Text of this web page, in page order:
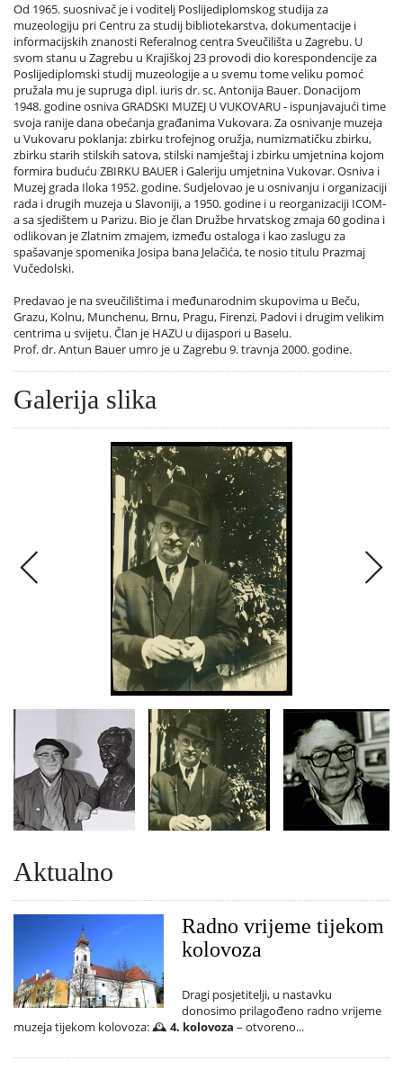
Od 1965. suosnivač je i voditelj Poslijediplomskog studija za
muzeologiju pri Centru za studij bibliotekarstva, dokumentacije i
informacijskih znanosti Referalnog centra Sveučilišta u Zagrebu. U
svom stanu u Zagrebu u Krajiškoj 23 provodi dio korespondencije za
Poslijediplomski studij muzeologije a u svemu tome veliku pomoć
pružala mu je supruga dipl. iuris dr. sc. Antonija Bauer. Donacijom
1948. godine osniva GRADSKI MUZEJ U VUKOVARU - ispunjavajući time
svoja ranije dana obećanja građanima Vukovara. Za osnivanje muzeja
u Vukovaru poklanja: zbirku trofejnog oružja, numizmatičku zbirku,
zbirku starih stilskih satova, stilski namještaj i zbirku umjetnina kojom
formira buduću ZBIRKU BAUER i Galeriju umjetnina Vukovar. Osniva i
Muzej grada Iloka 1952. godine. Sudjelovao je u osnivanju i organizaciji
rada i drugih muzeja u Slavoniji, a 1950. godine i u reorganizaciji ICOM-
a sa sjedištem u Parizu. Bio je član Družbe hrvatskog zmaja 60 godina i
odlikovan je Zlatnim zmajem, između ostaloga i kao zaslugu za
spašavanje spomenika Josipa bana Jelačića, te nosio titulu Prazmaj
Vučedolski.
Predavao je na sveučilištima i međunarodnim skupovima u Beču,
Grazu, Kolnu, Munchenu, Brnu, Pragu, Firenzi, Padovi i drugim velikim
centrima u svijetu. Član je HAZU u dijaspori u Baselu.
Prof. dr. Antun Bauer umro je u Zagrebu 9. travnja 2000. godine.
Galerija slika
Aktualno
Radno vrijeme tijekom
kolovoza
Dragi posjetitelji, u nastavku
donosimo prilagođeno radno vrijeme
muzeja tijekom kolovoza: 🕰️4. kolovoza – otvoreno...